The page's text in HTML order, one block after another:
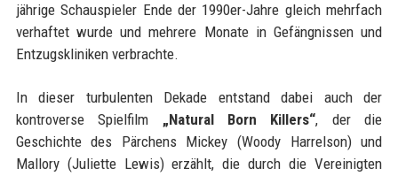
jährige Schauspieler Ende der 1990er-Jahre gleich mehrfach
verhaftet wurde und mehrere Monate in Gefängnissen und
Entzugskliniken verbrachte.
In dieser turbulenten Dekade entstand dabei auch der
kontroverse Spielfilm „Natural Born Killers“, der die
Geschichte des Pärchens Mickey (Woody Harrelson) und
Mallory (Juliette Lewis) erzählt, die durch die Vereinigten